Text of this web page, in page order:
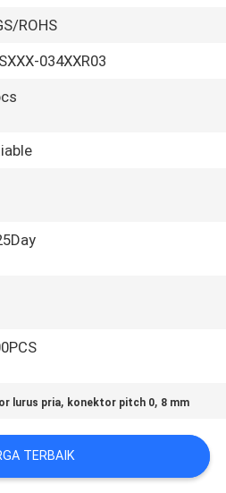
ROHS
034XXR03
lurus pria, konektor pitch 0, 8 mm
TERBAIK